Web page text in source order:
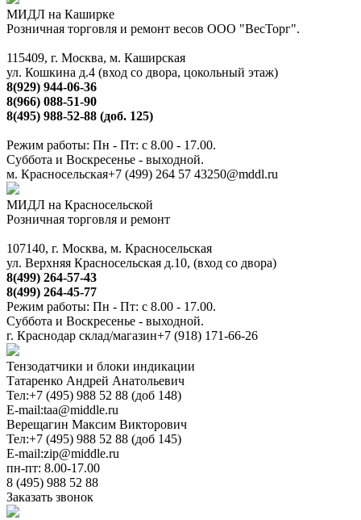
МИДЛ на Каширке
Розничная торговля и ремонт весов ООО "ВесТорг".
115409, г. Москва, м. Каширская
ул. Кошкина д.4 (вход со двора, цокольный этаж)
8(929) 944-06-36
8(966) 088-51-90
8(495) 988-52-88 (доб. 125)
Режим работы: Пн - Пт: с 8.00 - 17.00.
Суббота и Воскресенье - выходной.
м. Красносельская+7 (499) 264 57 43250@mddl.ru
МИДЛ на Красносельской
Розничная торговля и ремонт
107140, г. Москва, м. Красносельская
ул. Верхняя Красносельская д.10, (вход со двора)
8(499) 264-57-43
8(499) 264-45-77
Режим работы: Пн - Пт: с 8.00 - 17.00.
Суббота и Воскресенье - выходной.
г. Краснодар склад/магазин+7 (918) 171-66-26
Тензодатчики и блоки индикации
Татаренко Андрей Анатольевич
Тел:+7 (495) 988 52 88 (доб 148)
E-mail:taa@middle.ru
Верещагин Максим Викторович
Тел:+7 (495) 988 52 88 (доб 145)
E-mail:zip@middle.ru
пн-пт: 8.00-17.00
8 (495) 988 52 88
Заказать звонок